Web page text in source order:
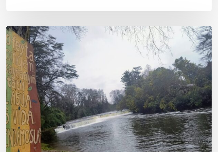
En
defensa
del
Salto
Donguil
y
el
territorio